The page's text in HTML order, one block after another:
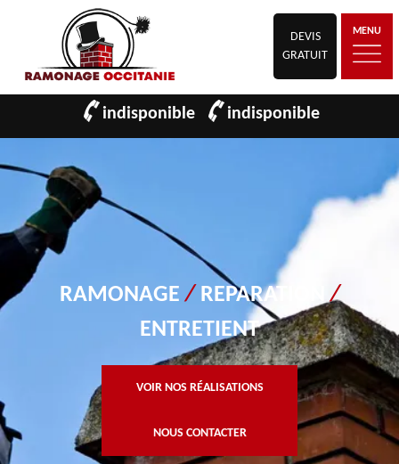
DEVIS
GRATUIT
MENU
indisponible indisponible
RAMONAGE/ REPARATION/
ENTRETIENT
VOIR NOS RÉALISATIONS
NOUS CONTACTER